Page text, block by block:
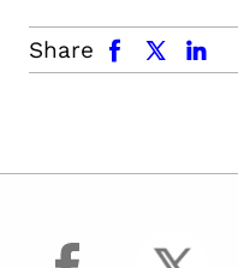
Share
facebook x.com linkedin
facebook